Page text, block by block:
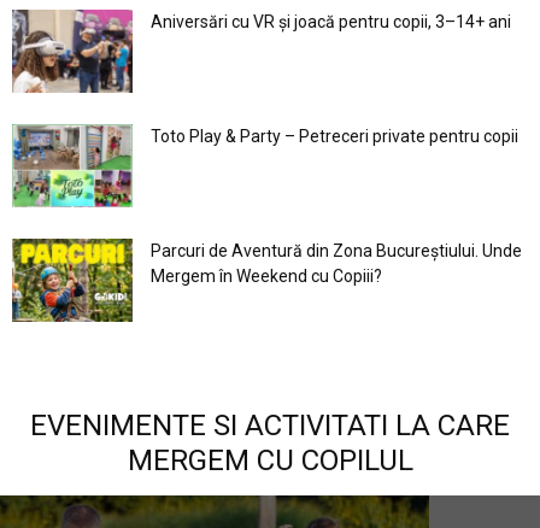
Aniversări cu VR și joacă pentru copii, 3–14+ ani
Toto Play & Party – Petreceri private pentru copii
Parcuri de Aventură din Zona Bucureştiului. Unde
Mergem în Weekend cu Copiii?
EVENIMENTE SI ACTIVITATI LA CARE
MERGEM CU COPILUL